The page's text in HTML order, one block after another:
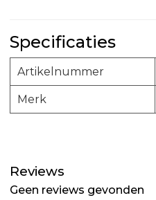
Specificaties
Artikelnummer
Merk
Reviews
Geen reviews gevonden